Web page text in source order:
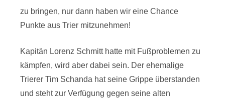
zu bringen, nur dann haben wir eine Chance
Punkte aus Trier mitzunehmen!
Kapitän Lorenz Schmitt hatte mit Fußproblemen zu
kämpfen, wird aber dabei sein. Der ehemalige
Trierer Tim Schanda hat seine Grippe überstanden
und steht zur Verfügung gegen seine alten